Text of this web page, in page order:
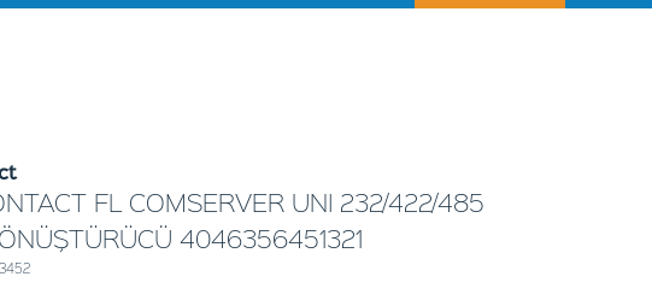
FL COMSERVER UNI 232/422/485
4046356451321